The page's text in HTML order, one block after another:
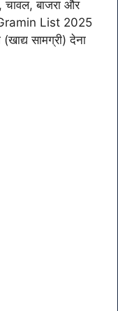
बाजरा और
List 2025
सामग्री) देना